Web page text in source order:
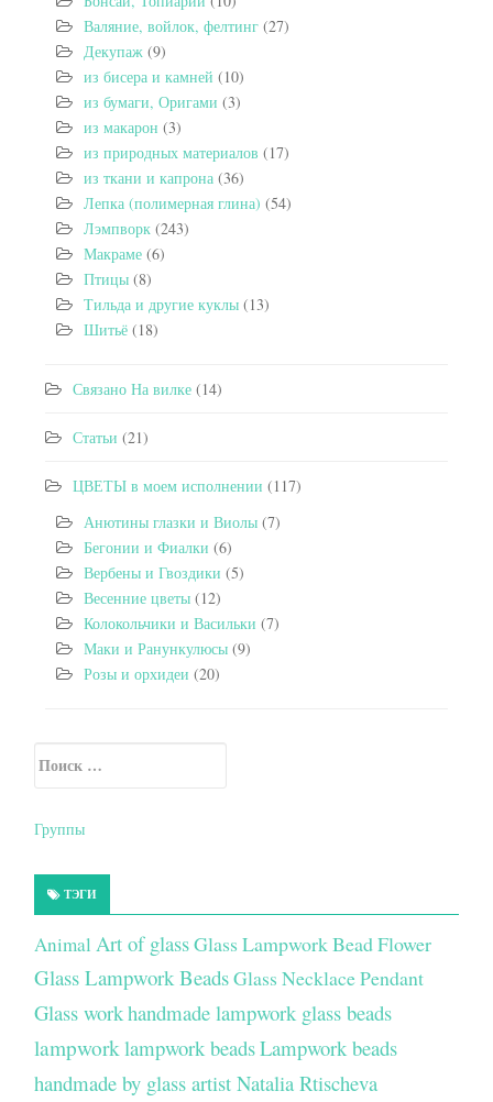
Валяние, войлок, фелтинг (27)
Декупаж (9)
из бисера и камней (10)
из бумаги, Оригами (3)
из макарон (3)
из природных материалов (17)
из ткани и капрона (36)
Лепка (полимерная глина) (54)
Лэмпворк (243)
Макраме (6)
Птицы (8)
Тильда и другие куклы (13)
Шитьё (18)
Связано На вилке (14)
Статьи (21)
ЦВЕТЫ в моем исполнении (117)
Анютины глазки и Виолы (7)
Бегонии и Фиалки (6)
Вербены и Гвоздики (5)
Весенние цветы (12)
Колокольчики и Васильки (7)
Маки и Ранункулюсы (9)
Розы и орхидеи (20)
Secondary Sidebar
Искать:
Группы
ТЭГИ
Animal Art of glassGlass Lampwork Bead Flower
Glass Lampwork BeadsGlass Necklace Pendant
Glass workhandmade lampwork glass beads
lampwork lampwork beadsLampwork beads
handmade by glass artist Natalia Rtischeva